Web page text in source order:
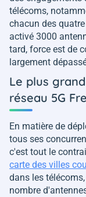
télécoms,
chacun des
activé 3000
tard, force est de
largement
Le plus
réseau 5G
En matière de
tous ses
c'est tout le
carte des villes
dans les
nombre